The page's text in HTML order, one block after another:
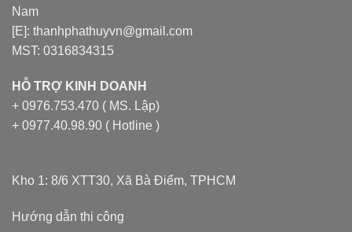
Nam
[E]: thanhphathuyvn@gmail.com
MST: 0316834315
HỖ TRỢ KINH DOANH
+ 0976.753.470 ( MS. Lập)
+ 0977.40.98.90 ( Hotline )
Kho 1: 8/6 XTT30, Xã Bà Điểm, TPHCM
Hướng dẫn thi công